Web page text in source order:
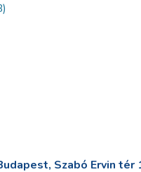
Szabó Ervin tér